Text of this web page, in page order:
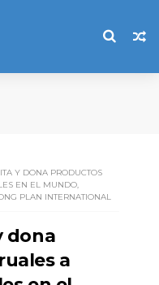
Y DONA PRODUCTOS
EN EL MUNDO,
PLAN INTERNATIONAL
dona
a